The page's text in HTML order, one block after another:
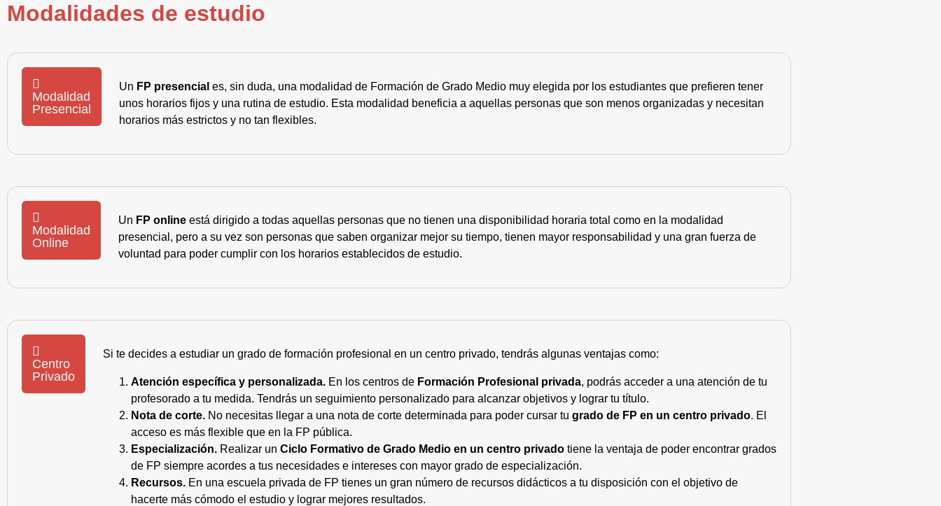
Modalidades de estudio
Modalidad
Presencial
Un FP presencial es, sin duda, una modalidad de Formación de Grado Medio muy elegida por los estudiantes que prefieren tener
unos horarios fijos y una rutina de estudio. Esta modalidad beneficia a aquellas personas que son menos organizadas y necesitan
horarios más estrictos y no tan flexibles.
Modalidad
Online
Un FP online está dirigido a todas aquellas personas que no tienen una disponibilidad horaria total como en la modalidad
presencial, pero a su vez son personas que saben organizar mejor su tiempo, tienen mayor responsabilidad y una gran fuerza de
voluntad para poder cumplir con los horarios establecidos de estudio.
Centro
Privado
Si te decides a estudiar un grado de formación profesional en un centro privado, tendrás algunas ventajas como:
Atención específica y personalizada. En los centros de Formación Profesional privada, podrás acceder a una atención de tu
profesorado a tu medida. Tendrás un seguimiento personalizado para alcanzar objetivos y lograr tu título.
Nota de corte. No necesitas llegar a una nota de corte determinada para poder cursar tu grado de FP en un centro privado. El
acceso es más flexible que en la FP pública.
Especialización. Realizar un Ciclo Formativo de Grado Medio en un centro privado tiene la ventaja de poder encontrar grados
de FP siempre acordes a tus necesidades e intereses con mayor grado de especialización.
Recursos. En una escuela privada de FP tienes un gran número de recursos didácticos a tu disposición con el objetivo de
hacerte más cómodo el estudio y lograr mejores resultados.